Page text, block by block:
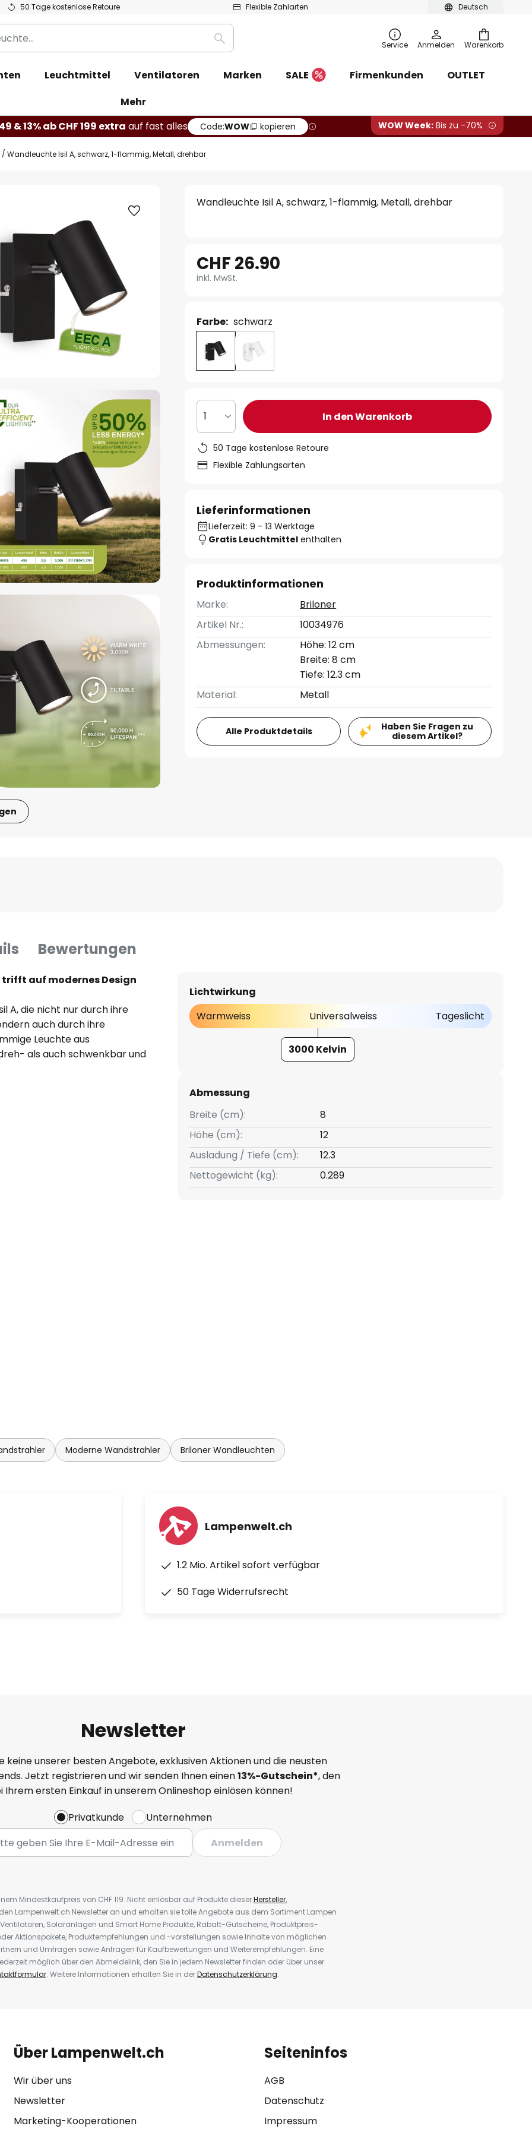
Deutsch
50 Tage kostenlose Retoure Flexible Zahlarten
Warenkorb
Suche Service Anmelden
Leuchtmittel Ventilatoren Marken SALE Firmenkunden
OUTLET
Mehr
& 13% ab CHF 199 extra auf fast alles Code:WOW kopieren WOW Week: Bis zu -70%
Wandleuchte Isil A, schwarz, 1-flammig, Metall, drehbar
Wandleuchte Isil A, schwarz, 1-flammig, Metall, drehbar
CHF 26.90
inkl. MwSt.
Farbe: schwarz
1 In den Warenkorb
50 Tage kostenlose Retoure
Flexible Zahlungsarten
Lieferinformationen
Lieferzeit: 9 - 13 Werktage
Gratis Leuchtmittel enthalten
Produktinformationen
Marke:
Briloner
Artikel Nr.:
10034976
Abmessungen:
Höhe: 12 cm
Breite: 8 cm
Tiefe: 12.3 cm
Material:
Metall
Alle Produktdetails
Haben Sie Fragen zu
diesem Artikel?
Bewertungen
auf modernes Design
A, die nicht nur durch ihre
auch durch ihre
Leuchte aus
als auch schwenkbar und
dorthin zu richten, wo es
an die jeweiligen
Lichtwirkung
Warmweiss
Universalweiss Tageslicht
3000 Kelvin
Abmessung
Breite (cm):
8
Höhe (cm):
12
Ausladung / Tiefe (cm):
12.3
Nettogewicht (kg):
0.289
Moderne Wandstrahler Briloner Wandleuchten
Lampenwelt.ch
1.2 Mio. Artikel sofort verfügbar
50 Tage Widerrufsrecht
Newsletter
keine unserer besten Angebote, exklusiven Aktionen und die neusten
Jetzt registrieren und wir senden Ihnen einen13%-Gutschein*, den
Ihrem ersten Einkauf in unserem Onlineshop einlösen können!
Privatkunde
Unternehmen
Anmelden
Mindestkaufpreis von CHF 119. Nicht einlösbar auf Produkte dieserHersteller.
Lampenwelt.ch Newsletter an und erhalten sie tolle Angebote aus dem Sortiment Lampen
Solaranlagen und Smart Home Produkte, Rabatt-Gutscheine, Produktpreis-
Aktionspakete, Produktempfehlungen und -vorstellungen sowie Inhalte von möglichen
und Umfragen sowie Anfragen für Kaufbewertungen und Weiterempfehlungen. Eine
möglich über den Abmeldelink, den Sie in jedem Newsletter finden oder über unser
. Weitere Informationen erhalten Sie in derDatenschutzerklärung.
Über Lampenwelt.ch
Wir über uns
Newsletter
Marketing-Kooperationen
Seiteninfos
AGB
Datenschutz
Impressum